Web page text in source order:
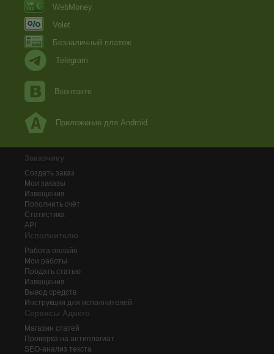
WebMoney
Volet
Безналичный платеж
Telegram
Вконтакте
Приложение для Android
Заказчику
Создать заказ
Мои заказы
Извещения
Пополнить счёт
Статистика
API
Исполнителю
Работа онлайн
Мои работы
Продать статью
Извещения
Вывод средств
Инструкции для исполнителей
Сервисы Адвего
Магазин статей
Проверка на антиплагиат
SEO-анализ текста